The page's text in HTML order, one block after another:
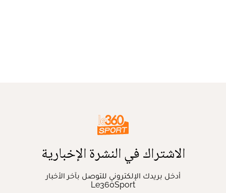
الاشتراك في النشرة الإخبارية
أدخل بريدك الإلكتروني للتوصل بآخر الأخبار
Le360Sport